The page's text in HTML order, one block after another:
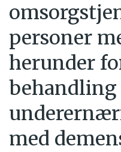
personer
herunder
behandling
med